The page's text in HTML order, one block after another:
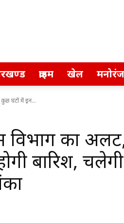
क्राइम खेल
घंटों में इन...
विभाग का
बारिश,